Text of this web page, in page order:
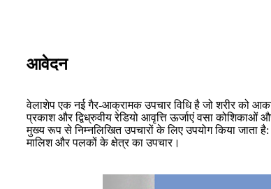
आवेदन
वेलाशेप एक नई गैर-आक्रामक उपचार विधि है जो शरीर को
प्रकाश और द्विध्रुवीय रेडियो आवृत्ति ऊर्जाएं वसा
मुख्य रूप से निम्नलिखित उपचारों के लिए उपयोग किया जाता
मालिश और पलकों के क्षेत्र का उपचार।